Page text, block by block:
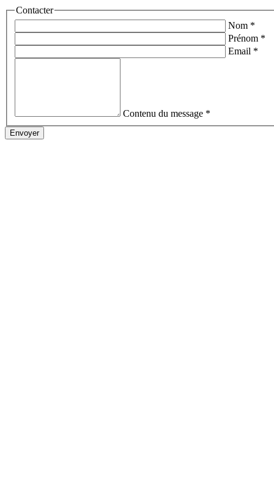
Contacter
Nom *
Prénom *
Email *
Contenu du message *
Envoyer